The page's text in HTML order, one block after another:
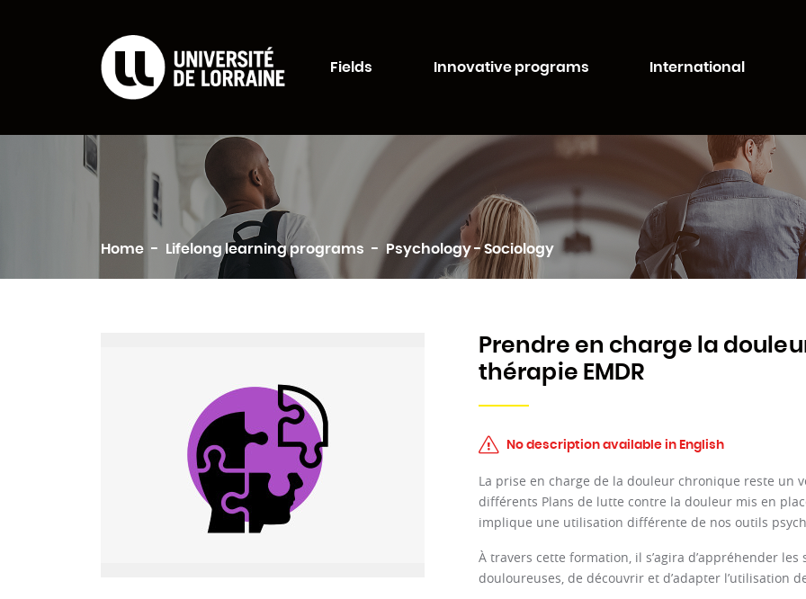
recherche
Fields Innovative programs International
Search
Home Lifelong learning programs Psychology - Sociology
Prendre en charge la
thérapie EMDR
No description available in English
La prise en charge de la douleur chronique reste un
différents Plans de lutte contre la douleur mis en
implique une utilisation différente de nos outils
À travers cette formation, il s’agira d’appréhender
douloureuses, de découvrir et d’adapter l’utilisation